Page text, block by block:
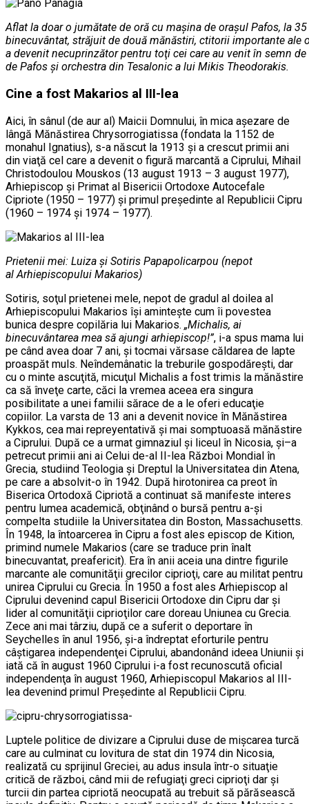
Aflat la doar o jumătate de oră cu maşina de oraşul Pafos, la
binecuvântat, străjuit de două mănăstiri, ctitorii importante ale
a devenit necuprinzător pentru toţi cei care au venit în semn
de Pafos şi orchestra din Tesalonic a lui Mikis Theodorakis.
Cine a fost Makarios al III-lea
Aici, în sânul (de aur al) Maicii Domnului, în mica aşezare de
lângă Mănăstirea Chrysorrogiatissa (fondata la 1152 de
monahul Ignatius), s-a născut la 1913 şi a crescut primii ani
din viaţă cel care a devenit o figură marcantă a Ciprului, Mihail
Christodoulou Mouskos (13 august 1913 – 3 august 1977),
Arhiepiscop și Primat al Bisericii Ortodoxe Autocefale
Cipriote (1950 – 1977) și primul președinte al Republicii Cipru
(1960 – 1974 și 1974 – 1977).
Prietenii mei: Luiza şi Sotiris Papapolicarpou (nepot
al Arhiepiscopului Makarios)
Sotiris, soţul prietenei mele, nepot de gradul al doilea al
Arhiepiscopului Makarios îşi aminteşte cum îi povestea
bunica despre copilăria lui Makarios. „Michalis, ai
binecuvântarea mea să ajungi arhiepiscop!”, i-a spus mama lui
pe când avea doar 7 ani, şi tocmai vărsase căldarea de lapte
proaspăt muls. Neîndemânatic la treburile gospodăreşti, dar
cu o minte ascuţită, micuţul Michalis a fost trimis la mănăstire
ca să înveţe carte, căci la vremea aceea era singura
posibilitate a unei familii sărace de a le oferi educaţie
copiilor. La varsta de 13 ani a devenit novice în Mănăstirea
Kykkos, cea mai repreyentativă şi mai somptuoasă mănăstire
a Ciprului. După ce a urmat gimnaziul şi liceul în Nicosia, şi–a
petrecut primii ani ai Celui de-al II-lea Război Mondial în
Grecia, studiind Teologia şi Dreptul la Universitatea din Atena,
pe care a absolvit-o în 1942. După hirotonirea ca preot în
Biserica Ortodoxă Cipriotă a continuat să manifeste interes
pentru lumea academică, obţinând o bursă pentru a-şi
compelta studiile la Universitatea din Boston, Massachusetts.
În 1948, la întoarcerea în Cipru a fost ales episcop de Kition,
primind numele Makarios (care se traduce prin înalt
binecuvantat, preafericit). Era în anii aceia una dintre figurile
marcante ale comunităţii grecilor ciprioţi, care au militat pentru
unirea Ciprului cu Grecia. În 1950 a fost ales Arhiepiscop al
Ciprului devenind capul Bisericii Ortodoxe din Cipru dar şi
lider al comunităţii ciprioţilor care doreau Uniunea cu Grecia.
Zece ani mai târziu, după ce a suferit o deportare în
Seychelles în anul 1956, şi-a îndreptat eforturile pentru
câştigarea independenţei Ciprului, abandonând ideea Uniunii şi
iată că în august 1960 Ciprului i-a fost recunoscută oficial
independenţa în august 1960, Arhiepiscopul Makarios al III-
lea devenind primul Preşedinte al Republicii Cipru.
Luptele politice de divizare a Ciprului duse de mişcarea turcă
care au culminat cu lovitura de stat din 1974 din Nicosia,
realizată cu sprijinul Greciei, au adus insula într-o situaţie
critică de război, când mii de refugiaţi greci ciprioţi dar şi
turcii din partea cipriotă neocupată au trebuit să părăsească